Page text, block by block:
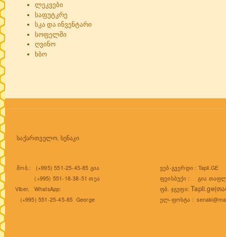
ლეკვები
საფუტკრე
სკა და ინვენტარი
სოფელში
ღვინო
ხბო
საქართველო, სენაკი
მობ.: (+995) 551-25-45-85 გია
(+995) 551-18-38-51 თეა
Viber, WhatsApp:
(+995) 551-25-45-85 George
ვებ-გვერდი : Tapli.GE
ფეისბუქი : გია
ფბ. ჯგუფი:
ელ-ფოსტა :